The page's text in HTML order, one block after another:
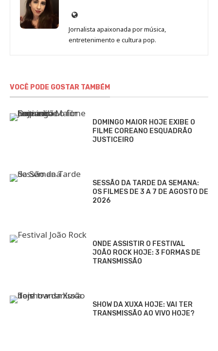
Site
de
Marina
Jornalista apaixonada por música,
entretenimento e cultura pop.
VOCÊ PODE GOSTAR TAMBÉM
DOMINGO MAIOR HOJE EXIBE O
FILME COREANO ESQUADRÃO
JUSTICEIRO
SESSÃO DA TARDE DA SEMANA:
OS FILMES DE 3 A 7 DE AGOSTO DE
2026
ONDE ASSISTIR O FESTIVAL
JOÃO ROCK HOJE: 3 FORMAS DE
TRANSMISSÃO
SHOW DA XUXA HOJE: VAI TER
TRANSMISSÃO AO VIVO HOJE?